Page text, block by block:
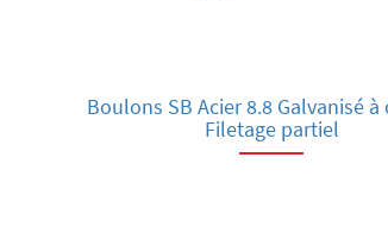
Boulons SB Acier 8.8 Galvanisé à
Filetage partiel